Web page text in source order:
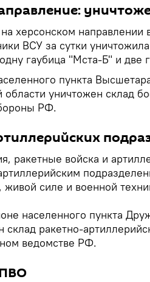
херсонском направлении
ВСУ за сутки
гаубица "Мста-Б" и две
пункта
области уничтожен склад
РФ.
ракетные войска и
силе и военной
населенного пункта
склад ракетно-
ведомстве РФ.